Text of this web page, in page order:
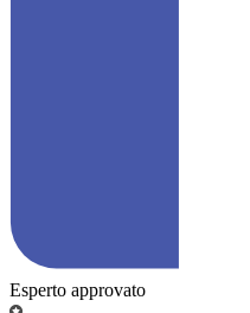
Esperto approvato